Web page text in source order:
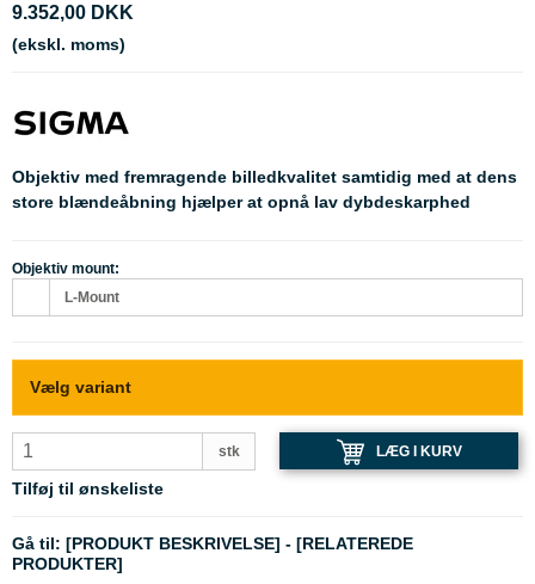
9.352,00 DKK
(ekskl. moms)
Objektiv med fremragende billedkvalitet samtidig med at dens
store blændeåbning hjælper at opnå lav dybdeskarphed
Objektiv mount:
L-Mount
Vælg variant
stk LÆG I KURV
Tilføj til ønskeliste
Gå til: [PRODUKT BESKRIVELSE] - [RELATEREDE
PRODUKTER]